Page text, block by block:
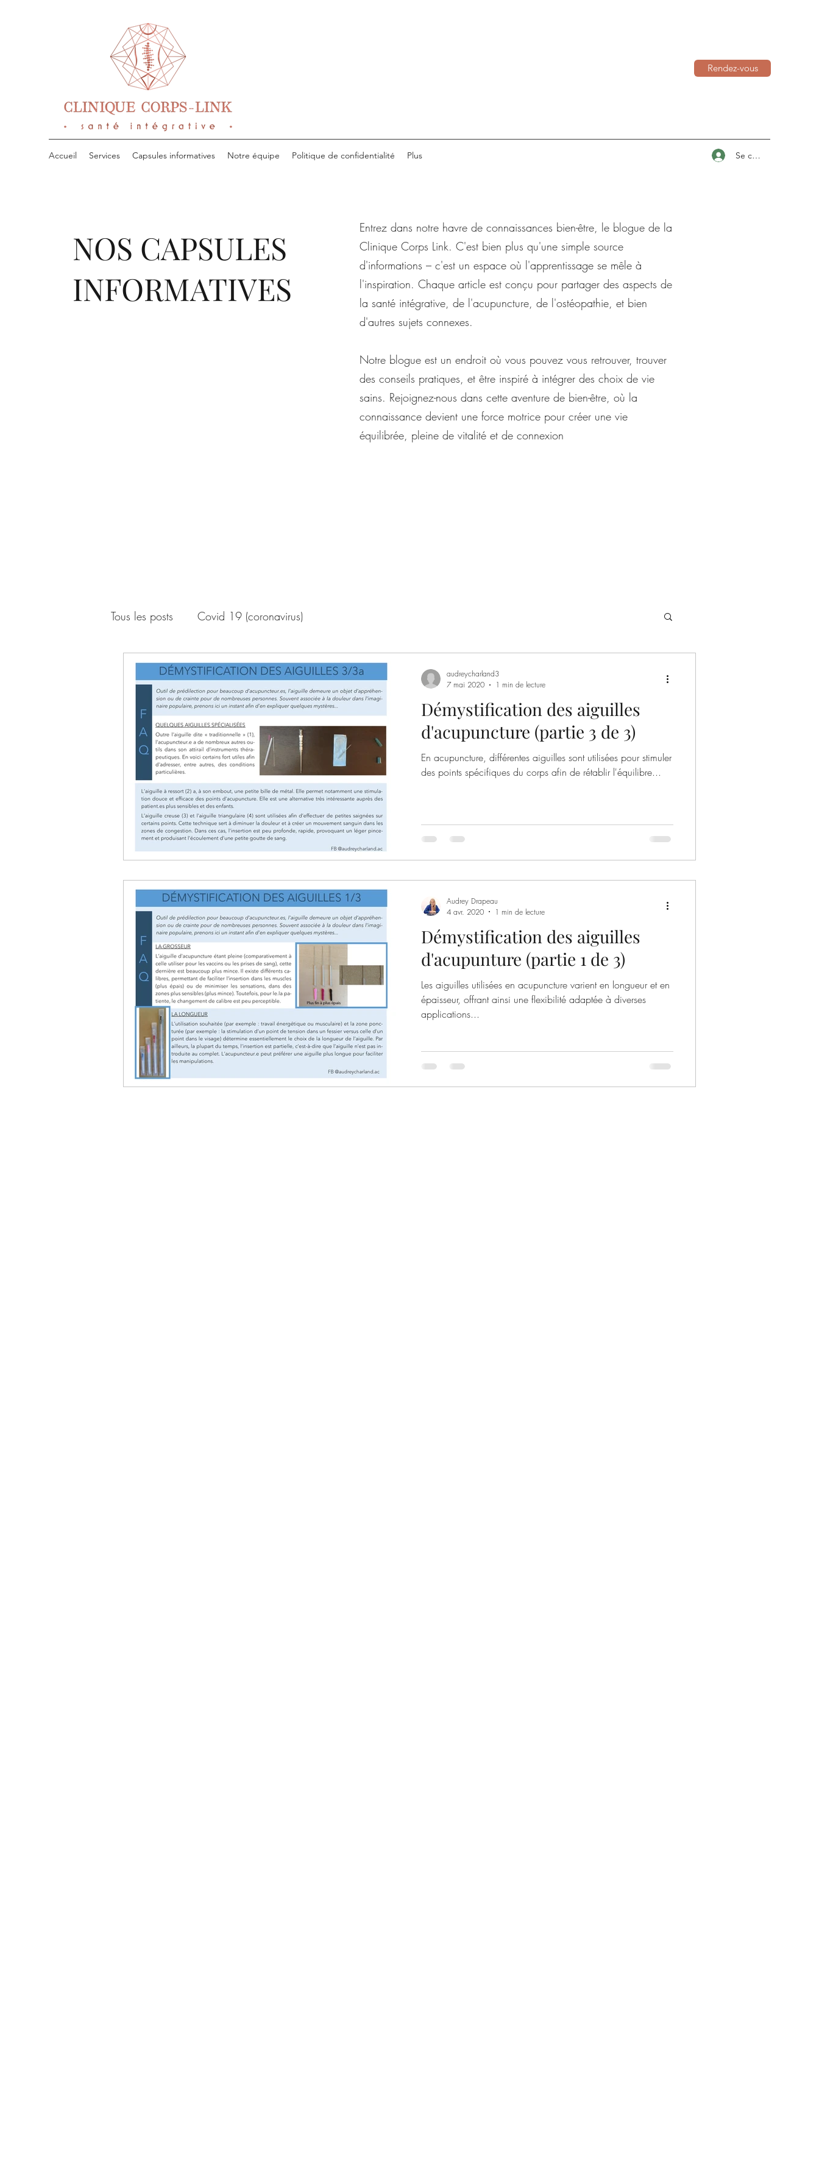
Rendez-vous
Accueil Services Capsules informatives Notre équipe Politique de confidentialité Plus Se connecter
NOS CAPSULES
INFORMATIVES
Entrez dans notre havre de connaissances bien-être, le blogue de la
Clinique Corps Link. C'est bien plus qu'une simple source
d'informations – c'est un espace où l'apprentissage se mêle à
l'inspiration. Chaque article est conçu pour partager des aspects de
la santé intégrative, de l'acupuncture, de l'ostéopathie, et bien
d'autres sujets connexes.
Notre blogue est un endroit où vous pouvez vous retrouver, trouver
des conseils pratiques, et être inspiré à intégrer des choix de vie
sains. Rejoignez-nous dans cette aventure de bien-être, où la
connaissance devient une force motrice pour créer une vie
équilibrée, pleine de vitalité et de connexion
Tous les posts Covid 19 (coronavirus)
Démystification des aiguilles
d'acupuncture (partie 3 de 3)
En acupuncture, différentes aiguilles sont utilisées pour stimuler
des points spécifiques du corps afin de rétablir l'équilibre...
audreycharland3
7 mai 2020
1 min de lecture
Démystification des aiguilles
d'acupunture (partie 1 de 3)
Les aiguilles utilisées en acupuncture varient en longueur et en
épaisseur, offrant ainsi une flexibilité adaptée à diverses
applications...
Audrey Drapeau
4 avr. 2020
1 min de lecture